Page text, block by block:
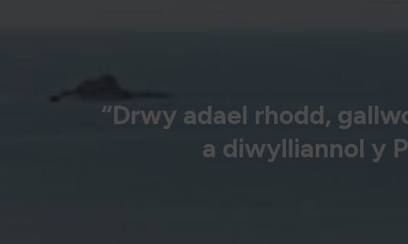
“Drwy adael rhodd,
a diwylliannol y